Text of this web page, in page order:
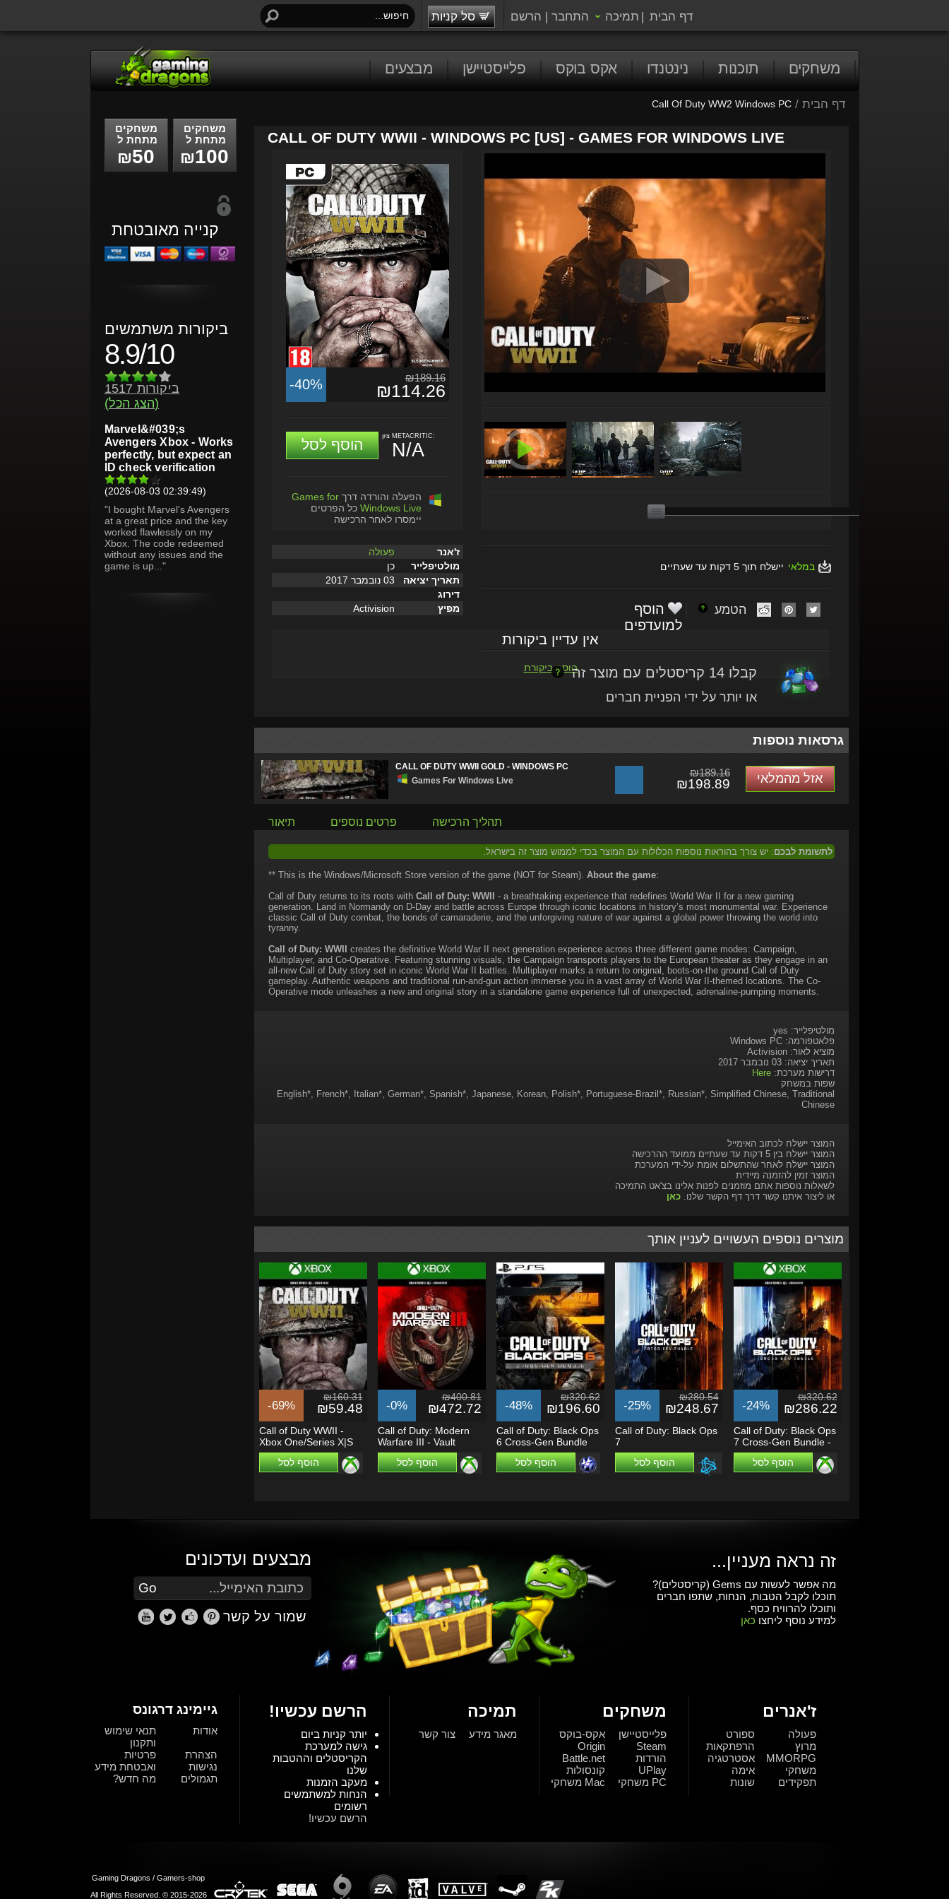
דף הבית | תמיכה התחבר | הרשם סל קניות
מבצעים פלייסטיישן אקס בוקס נינטנדו תוכנות משחקים
דף הבית /
Call Of Duty WW2 Windows PC
משחקים
מתחת ל
₪50
משחקים
מתחת ל
₪100
קנייה מאובטחת
ביקורות משתמשים
8.9/10
1517 ביקורות
(הצג הכל)
Marvel&#039;s
Avengers Xbox - Works
perfectly, but expect an
ID check verification
(2026-08-03 02:39:49)
"I bought Marvel's Avengers
at a great price and the key
worked flawlessly on my
Xbox. The code redeemed
without any issues and the
game is up..."
CALL OF DUTY WWII - WINDOWS PC [US] - GAMES FOR WINDOWS LIVE
-40% ₪189.16
₪114.26
הוסף לסל
ציון METACRITIC:
N/A
הפעלה והורדה דרךGames for
Windows Live כל הפרטים
יימסרו לאחר הרכישה
ז'אנר
פעולה
מולטיפלייר
כן
תאריך יציאה
03 נובמבר 2017
דירוג
מפיץ
Activision
אין עדיין ביקורות
הוסף ביקורת
במלאי יישלח תוך 5 דקות עד שעתיים
הטמע
הוסף
למועדפים
קבלו 14 קריסטלים עם מוצר זה
או יותר על ידי הפניית חברים
גרסאות נוספות
CALL OF DUTY WWII GOLD - WINDOWS PC
Games For Windows Live
אזל מהמלאי ₪189.16
₪198.89
תיאור פרטים נוספים תהליך הרכישה
לתשומת לבכם: יש צורך בהוראות נוספות הכלולות עם המוצר בכדי לממוש מוצר זה בישראל.
** This is the Windows/Microsoft Store version of the game (NOT for Steam). About the game:
Call of Duty returns to its roots with Call of Duty: WWII
- a breathtaking experience that redefines World War II for a new gaming
generation. Land in Normandy on D-Day and battle across Europe through iconic locations in history’s most monumental war. Experience
classic Call of Duty combat, the bonds of camaraderie, and the unforgiving nature of war against a global power throwing the world into
tyranny.
Call of Duty: WWII
creates the definitive World War II next generation experience across three different game modes: Campaign,
Multiplayer, and Co-Operative. Featuring stunning visuals, the Campaign transports players to the European theater as they engage in an
all-new Call of Duty story set in iconic World War II battles. Multiplayer marks a return to original, boots-on-the ground Call of Duty
gameplay. Authentic weapons and traditional run-and-gun action immerse you in a vast array of World War II-themed locations. The Co-
Operative mode unleashes a new and original story in a standalone game experience full of unexpected, adrenaline-pumping moments.
מולטיפלייר: yes
פלאטפורמה: Windows PC
מוציא לאור: Activision
תאריך יציאה: 03 נובמבר 2017
דרישות מערכת:Here
שפות במשחק
English*, French*, Italian*, German*, Spanish*, Japanese, Korean, Polish*, Portuguese-Brazil*, Russian*, Simplified Chinese, Traditional
Chinese
המוצר יישלח לכתוב האימייל
המוצר יישלח בין 5 דקות עד שעתיים ממועד ההרכישה
המוצר יישלח לאחר שהתשלום אומת על-ידי המערכת
המוצר זמין להזמנה מיידית
לשאלות נוספות אתם מוזמנים לפנות אלינו בצ'אט התמיכה
או ליצור איתנו קשר דרך דף הקשר שלנו.כאן
מוצרים נוספים העשויים לעניין אותך
-69%
₪160.31
₪59.48
Call of Duty WWII -
Xbox One/Series X|S
הוסף לסל
-0%
₪400.81
₪472.72
Call of Duty: Modern
Warfare III - Vault
Edition -...
הוסף לסל
-48%
₪320.62
₪196.60
Call of Duty: Black Ops
6 Cross-Gen Bundle
[EU] (PS4 /...
הוסף לסל
-25%
₪280.54
₪248.67
Call of Duty: Black Ops
7
הוסף לסל
-24%
₪320.62
₪286.22
Call of Duty: Black Ops
7 Cross-Gen Bundle -
Xbox...
הוסף לסל
מבצעים ועדכונים
הזן את כתובת הדוא"ל שלך כדי להירשם לעדכונים ומבצעים
Go
שמור על קשר
זה נראה מעניין...
מה אפשר לעשות עם Gems (קריסטלים)?
תוכלו לקבל הטבות, הנחות, שתפו חברים
ותוכלו להרוויח כסף.
למידע נוסף ליחצו כאן
גיימינג דרגונס
אודות
תנאי שימוש
ותקנון
הצהרת
נגישות
פרטיות
ואבטחת מידע
תגמולים
מה חדש?
הרשם עכשיו!
יותר קניות ביום
גישה למערכת
הקריסטלים וההטבות
שלנו
מעקב הזמנות
הנחות למשתמשים
רשומים
הרשם עכשיו!
תמיכה
מאגר מידע צור קשר
משחקים
פלייסטיישן
אקס-בוקס
Steam
Origin
הורדות
Battle.net
UPlay
קונסולות
PC משחקי
Mac משחקי
ז'אנרים
פעולה
ספורט
מרוץ
הרפתקאות
MMORPG
אסטרטגיה
משחקי
תפקידים
אימה
שונות
Gaming Dragons / Gamers-shop
All Rights Reserved. © 2015-2026